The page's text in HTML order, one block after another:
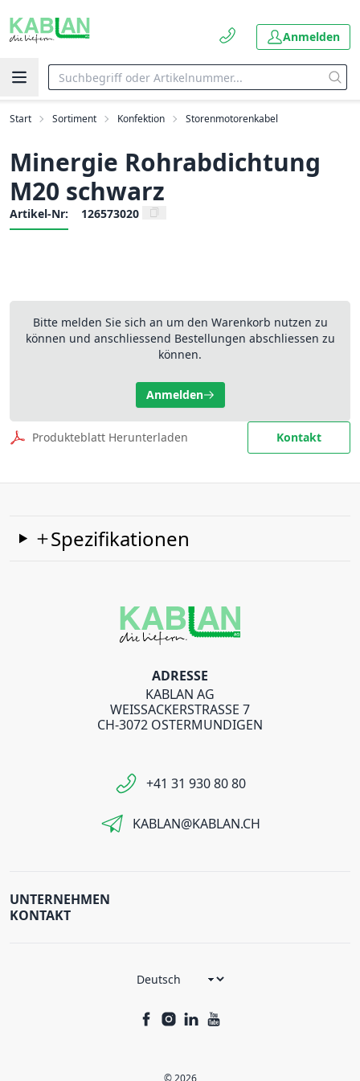
Anmelden
Start Sortiment Konfektion Storenmotorenkabel
Minergie Rohrabdichtung
M20 schwarz
Artikel-Nr: 126573020
Bitte melden Sie sich an um den Warenkorb nutzen zu
können und anschliessend Bestellungen abschliessen zu
können.
Anmelden
Produkteblatt Herunterladen Kontakt
Spezifikationen
ADRESSE
KABLAN AG
WEISSACKERSTRASSE 7
CH-3072 OSTERMUNDIGEN
+41 31 930 80 80
KABLAN@KABLAN.CH
UNTERNEHMEN
KONTAKT
© 2026